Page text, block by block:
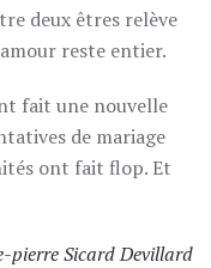
deux êtres relève
reste entier.
fait une nouvelle
de mariage
ont fait flop. Et
pierre Sicard Devillard